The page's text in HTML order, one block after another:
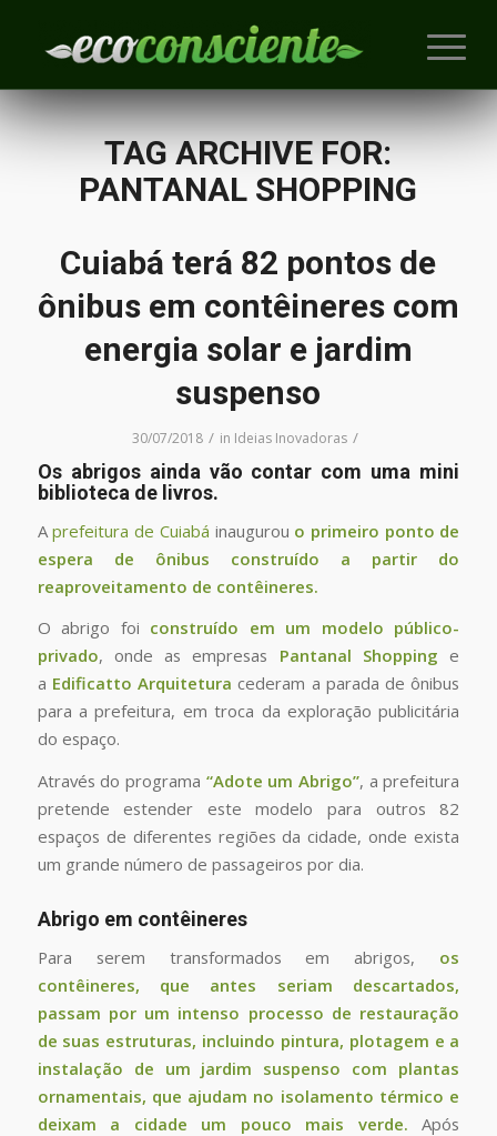
TAG ARCHIVE FOR:
PANTANAL SHOPPING
Cuiabá terá 82 pontos de
ônibus em contêineres com
energia solar e jardim
suspenso
30/07/2018 / in Ideias Inovadoras /
Os abrigos ainda vão contar com uma mini
biblioteca de livros.
Aprefeitura de Cuiabá inaugurou o primeiro ponto de
espera de ônibus construído a partir do
reaproveitamento de contêineres.
O abrigo foi construído em um modelo público-
privado, onde as empresas Pantanal Shopping e
a Edificatto Arquiteturacederam a parada de ônibus
para a prefeitura, em troca da exploração publicitária
do espaço.
Através do programa “Adote um Abrigo”, a prefeitura
pretende estender este modelo para outros 82
espaços de diferentes regiões da cidade, onde exista
um grande número de passageiros por dia.
Abrigo em contêineres
Para serem transformados em abrigos, os
contêineres, que antes seriam descartados,
passam por um intenso processo de restauração
de suas estruturas, incluindo pintura, plotagem e a
instalação de um jardim suspenso com plantas
ornamentais, que ajudam no isolamento térmico e
deixam a cidade um pouco mais verde. Após